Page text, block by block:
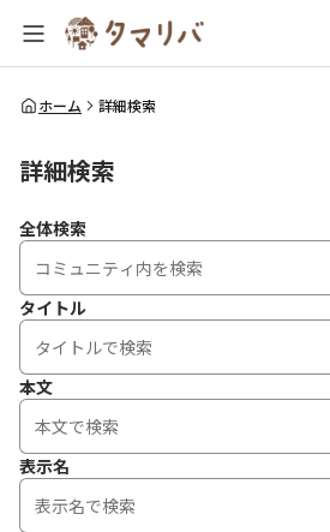
全体検索
ホーム 詳細検索
詳細検索
全体検索
タイトル
本文
表示名